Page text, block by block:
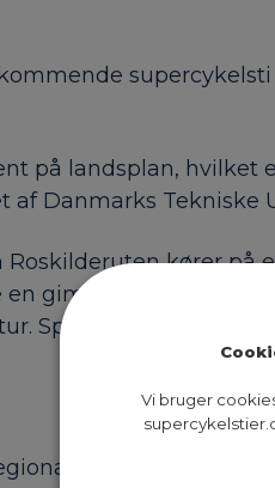
på landsplan, hvilket
af Danmarks Tekniske
kører
gimmick, men et
Specielt hvis man
samarbejde
Vi bruger